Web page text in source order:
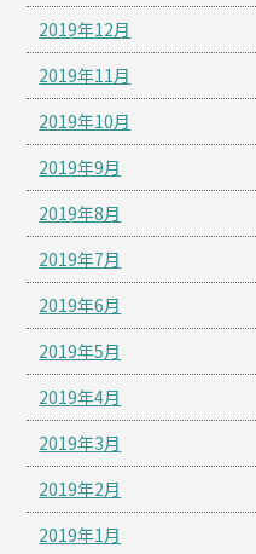
2019年12月
2019年11月
2019年10月
2019年9月
2019年8月
2019年7月
2019年6月
2019年5月
2019年4月
2019年3月
2019年2月
2019年1月